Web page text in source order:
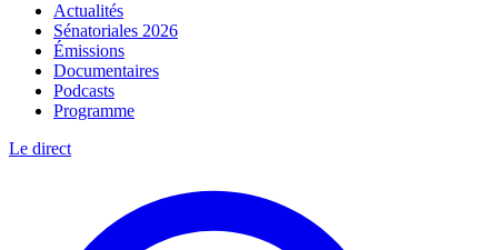
Actualités
Sénatoriales 2026
Émissions
Documentaires
Podcasts
Programme
Le direct